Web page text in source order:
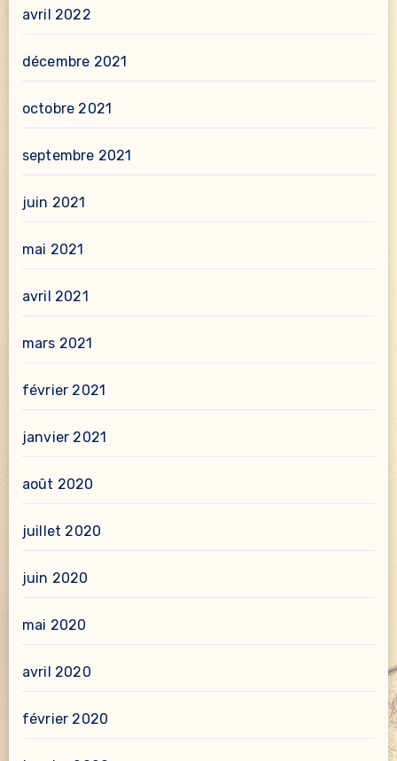
avril 2022
décembre 2021
octobre 2021
septembre 2021
juin 2021
mai 2021
avril 2021
mars 2021
février 2021
janvier 2021
août 2020
juillet 2020
juin 2020
mai 2020
avril 2020
février 2020